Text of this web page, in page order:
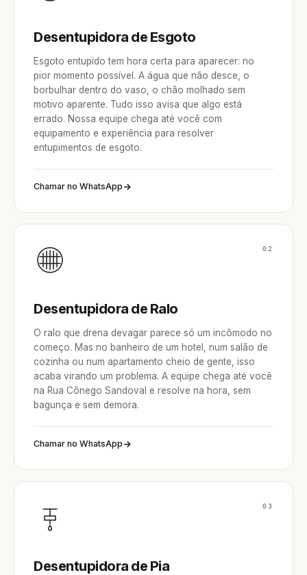
Desentupidora de Esgoto
Esgoto entupido tem hora certa para aparecer: no
pior momento possível. A água que não desce, o
borbulhar dentro do vaso, o chão molhado sem
motivo aparente. Tudo isso avisa que algo está
errado. Nossa equipe chega até você com
equipamento e experiência para resolver
entupimentos de esgoto.
Chamar no WhatsApp
02
Desentupidora de Ralo
O ralo que drena devagar parece só um incômodo no
começo. Mas no banheiro de um hotel, num salão de
cozinha ou num apartamento cheio de gente, isso
acaba virando um problema. A equipe chega até você
na Rua Cônego Sandoval e resolve na hora, sem
bagunça e sem demora.
Chamar no WhatsApp
03
Desentupidora de Pia